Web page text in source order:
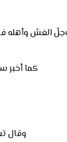
الغش وأهله
كما أخبر
وقال